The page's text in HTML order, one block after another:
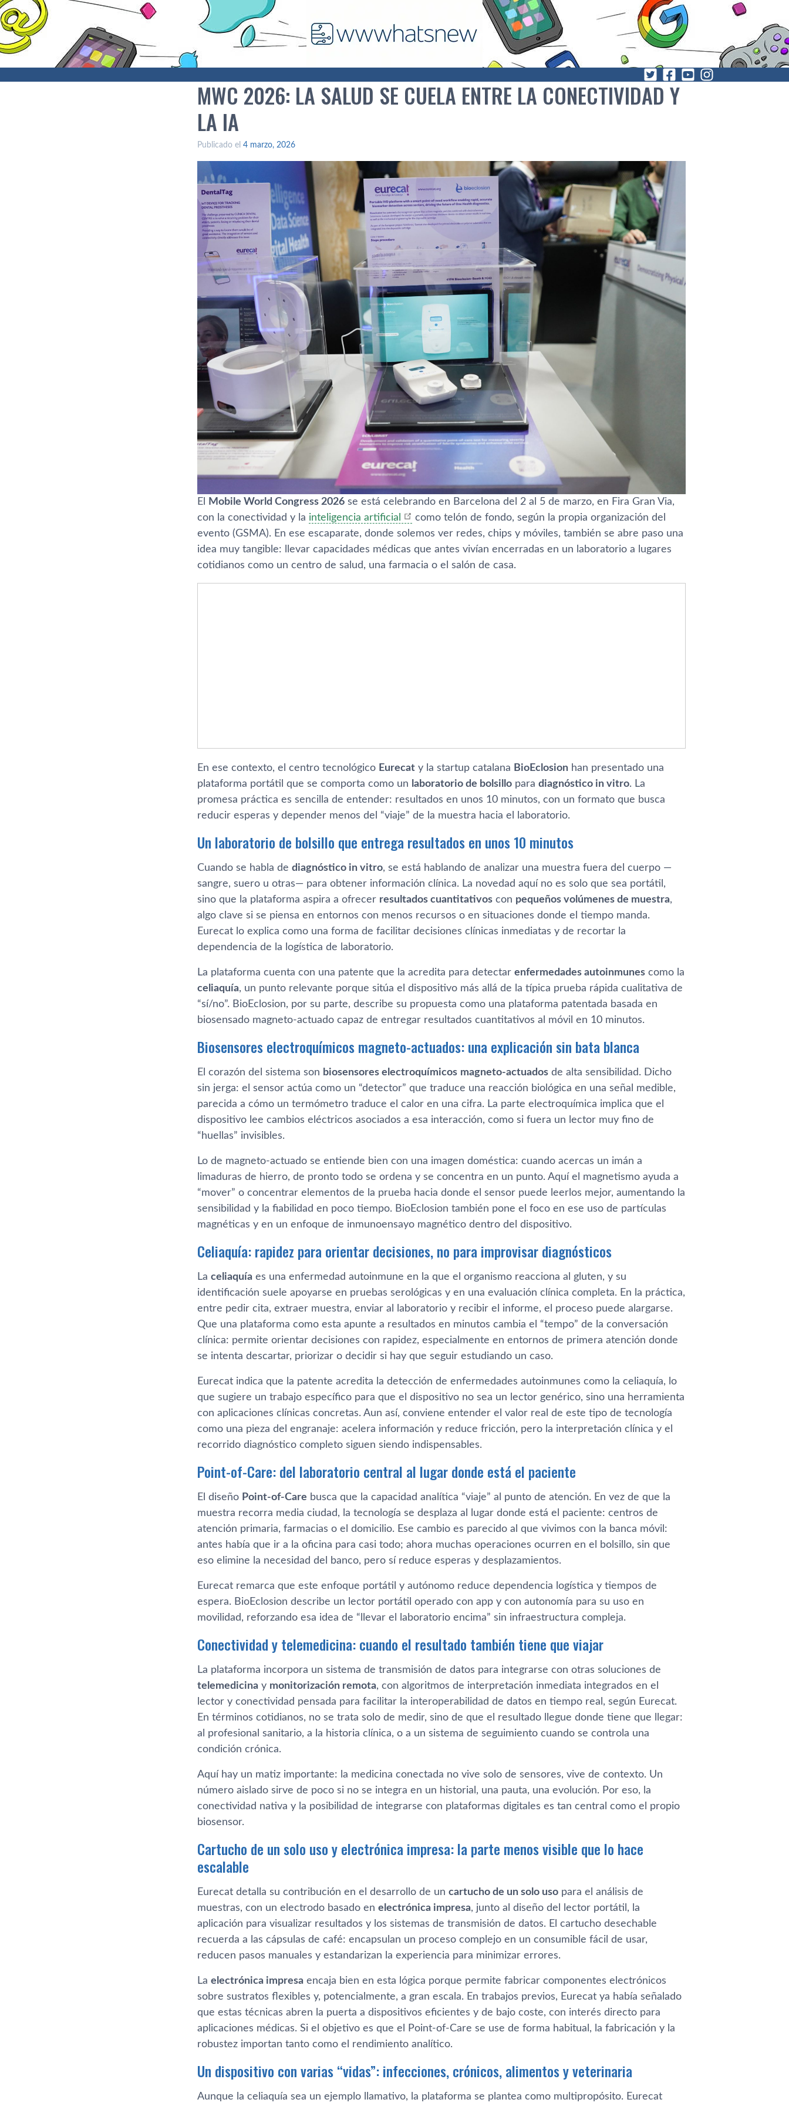
MWC 2026: LA SALUD SE CUELA ENTRE LA CONECTIVIDAD Y
LA IA
Publicado el 4 marzo, 2026
El Mobile World Congress 2026 se está celebrando en Barcelona del 2 al 5 de marzo, en Fira Gran Via,
con la conectividad y la inteligencia artificial
como telón de fondo, según la propia organización del
evento (GSMA). En ese escaparate, donde solemos ver redes, chips y móviles, también se abre paso una
idea muy tangible: llevar capacidades médicas que antes vivían encerradas en un laboratorio a lugares
cotidianos como un centro de salud, una farmacia o el salón de casa.
En ese contexto, el centro tecnológico Eurecat y la startup catalana BioEclosion han presentado una
plataforma portátil que se comporta como un laboratorio de bolsillo para diagnóstico in vitro. La
promesa práctica es sencilla de entender: resultados en unos 10 minutos, con un formato que busca
reducir esperas y depender menos del “viaje” de la muestra hacia el laboratorio.
Un laboratorio de bolsillo que entrega resultados en unos 10 minutos
Cuando se habla de diagnóstico in vitro, se está hablando de analizar una muestra fuera del cuerpo —
sangre, suero u otras— para obtener información clínica. La novedad aquí no es solo que sea portátil,
sino que la plataforma aspira a ofrecer resultados cuantitativos con pequeños volúmenes de muestra,
algo clave si se piensa en entornos con menos recursos o en situaciones donde el tiempo manda.
Eurecat lo explica como una forma de facilitar decisiones clínicas inmediatas y de recortar la
dependencia de la logística de laboratorio.
La plataforma cuenta con una patente que la acredita para detectar enfermedades autoinmunes como la
celiaquía, un punto relevante porque sitúa el dispositivo más allá de la típica prueba rápida cualitativa de
“sí/no”. BioEclosion, por su parte, describe su propuesta como una plataforma patentada basada en
biosensado magneto-actuado capaz de entregar resultados cuantitativos al móvil en 10 minutos.
Biosensores electroquímicos magneto-actuados: una explicación sin bata blanca
El corazón del sistema son biosensores electroquímicos magneto-actuados de alta sensibilidad. Dicho
sin jerga: el sensor actúa como un “detector” que traduce una reacción biológica en una señal medible,
parecida a cómo un termómetro traduce el calor en una cifra. La parte electroquímica implica que el
dispositivo lee cambios eléctricos asociados a esa interacción, como si fuera un lector muy fino de
“huellas” invisibles.
Lo de magneto-actuado se entiende bien con una imagen doméstica: cuando acercas un imán a
limaduras de hierro, de pronto todo se ordena y se concentra en un punto. Aquí el magnetismo ayuda a
“mover” o concentrar elementos de la prueba hacia donde el sensor puede leerlos mejor, aumentando la
sensibilidad y la fiabilidad en poco tiempo. BioEclosion también pone el foco en ese uso de partículas
magnéticas y en un enfoque de inmunoensayo magnético dentro del dispositivo.
Celiaquía: rapidez para orientar decisiones, no para improvisar diagnósticos
La celiaquía es una enfermedad autoinmune en la que el organismo reacciona al gluten, y su
identificación suele apoyarse en pruebas serológicas y en una evaluación clínica completa. En la práctica,
entre pedir cita, extraer muestra, enviar al laboratorio y recibir el informe, el proceso puede alargarse.
Que una plataforma como esta apunte a resultados en minutos cambia el “tempo” de la conversación
clínica: permite orientar decisiones con rapidez, especialmente en entornos de primera atención donde
se intenta descartar, priorizar o decidir si hay que seguir estudiando un caso.
Eurecat indica que la patente acredita la detección de enfermedades autoinmunes como la celiaquía, lo
que sugiere un trabajo específico para que el dispositivo no sea un lector genérico, sino una herramienta
con aplicaciones clínicas concretas. Aun así, conviene entender el valor real de este tipo de tecnología
como una pieza del engranaje: acelera información y reduce fricción, pero la interpretación clínica y el
recorrido diagnóstico completo siguen siendo indispensables.
Point-of-Care: del laboratorio central al lugar donde está el paciente
El diseño Point-of-Care busca que la capacidad analítica “viaje” al punto de atención. En vez de que la
muestra recorra media ciudad, la tecnología se desplaza al lugar donde está el paciente: centros de
atención primaria, farmacias o el domicilio. Ese cambio es parecido al que vivimos con la banca móvil:
antes había que ir a la oficina para casi todo; ahora muchas operaciones ocurren en el bolsillo, sin que
eso elimine la necesidad del banco, pero sí reduce esperas y desplazamientos.
Eurecat remarca que este enfoque portátil y autónomo reduce dependencia logística y tiempos de
espera. BioEclosion describe un lector portátil operado con app y con autonomía para su uso en
movilidad, reforzando esa idea de “llevar el laboratorio encima” sin infraestructura compleja.
Conectividad y telemedicina: cuando el resultado también tiene que viajar
La plataforma incorpora un sistema de transmisión de datos para integrarse con otras soluciones de
telemedicina y monitorización remota, con algoritmos de interpretación inmediata integrados en el
lector y conectividad pensada para facilitar la interoperabilidad de datos en tiempo real, según Eurecat.
En términos cotidianos, no se trata solo de medir, sino de que el resultado llegue donde tiene que llegar:
al profesional sanitario, a la historia clínica, o a un sistema de seguimiento cuando se controla una
condición crónica.
Aquí hay un matiz importante: la medicina conectada no vive solo de sensores, vive de contexto. Un
número aislado sirve de poco si no se integra en un historial, una pauta, una evolución. Por eso, la
conectividad nativa y la posibilidad de integrarse con plataformas digitales es tan central como el propio
biosensor.
Cartucho de un solo uso y electrónica impresa: la parte menos visible que lo hace
escalable
Eurecat detalla su contribución en el desarrollo de un cartucho de un solo uso para el análisis de
muestras, con un electrodo basado en electrónica impresa, junto al diseño del lector portátil, la
aplicación para visualizar resultados y los sistemas de transmisión de datos. El cartucho desechable
recuerda a las cápsulas de café: encapsulan un proceso complejo en un consumible fácil de usar,
reducen pasos manuales y estandarizan la experiencia para minimizar errores.
La electrónica impresa encaja bien en esta lógica porque permite fabricar componentes electrónicos
sobre sustratos flexibles y, potencialmente, a gran escala. En trabajos previos, Eurecat ya había señalado
que estas técnicas abren la puerta a dispositivos eficientes y de bajo coste, con interés directo para
aplicaciones médicas. Si el objetivo es que el Point-of-Care se use de forma habitual, la fabricación y la
robustez importan tanto como el rendimiento analítico.
Un dispositivo con varias “vidas”: infecciones, crónicos, alimentos y veterinaria
Aunque la celiaquía sea un ejemplo llamativo, la plataforma se plantea como multipropósito. Eurecat